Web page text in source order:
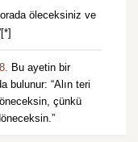
öleceksiniz ve
Bu ayetin bir
bulunur: “Alın teri
çünkü